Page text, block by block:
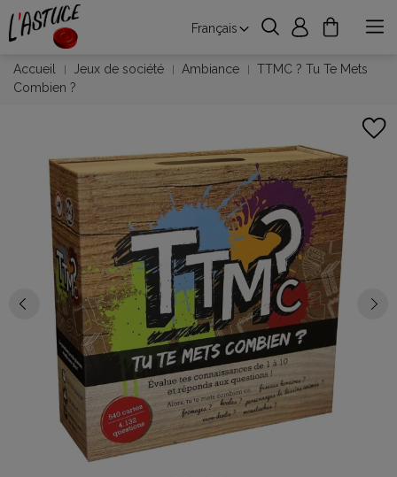
Français
Accueil Jeux de société Ambiance
TTMC ? Tu Te Mets
Combien ?